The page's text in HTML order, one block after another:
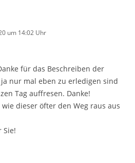
um 14:02 Uhr
für das Beschreiben der
nur mal eben zu erledigen sind
Tag auffresen. Danke!
dieser öfter den Weg raus aus
Sie!